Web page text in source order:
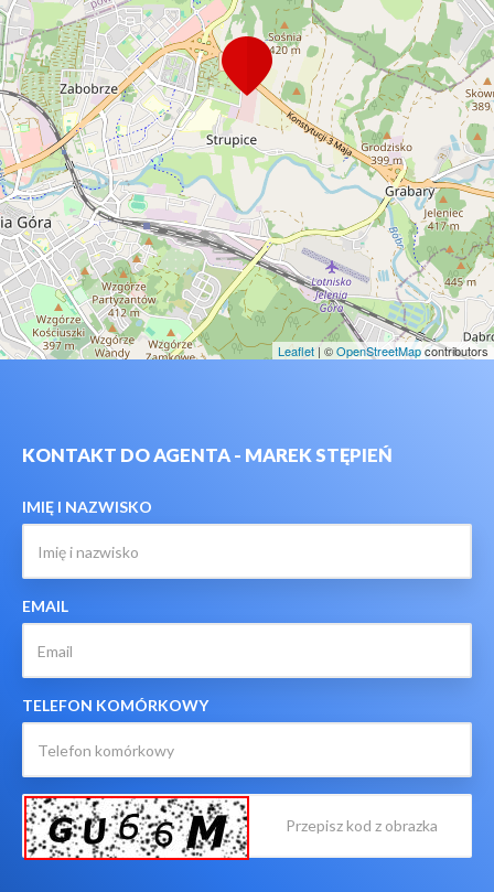
Leaflet | ©OpenStreetMapcontributors
KONTAKT DO AGENTA - MAREK STĘPIEŃ
IMIĘ I NAZWISKO
EMAIL
TELEFON KOMÓRKOWY